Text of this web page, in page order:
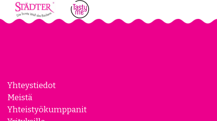
Yhteystiedot
Meistä
Yhteistyökumppanit